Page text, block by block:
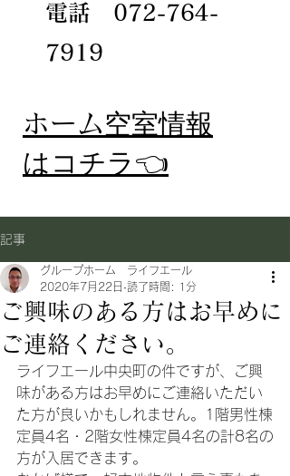
電話 072-764-
7919
​ホーム空室情報
​はコチラ👈
記事
ご興味のある方はお早めに
ご連絡ください。
グループホーム ライフエール
2020年7月22日 読了時間: 1分
ライフエール中央町の件ですが、ご興
味がある方はお早めにご連絡いただい
た方が良いかもしれません。1階男性棟
定員4名・2階女性棟定員4名の計8名の
方が入居できます。